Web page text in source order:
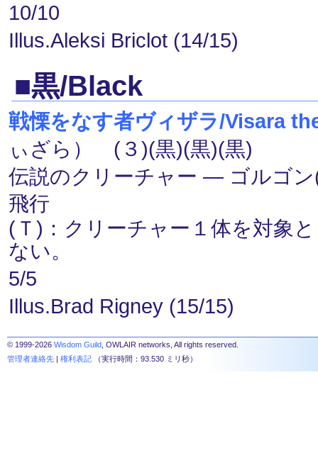
10/10
Illus.Aleksi Briclot (14/15)
■黒/Black
戦慄をなす者ヴィザラ/Visara
ぃざら） (３)(黒)(黒)(黒)
伝説のクリーチャー ― ゴルゴ
飛行
(Ｔ)：クリーチャー１体を対象
ない。
5/5
Illus.Brad Rigney (15/15)
© 1999-2026 Wisdom Guild , OWLAIR networks, All rights reserved.
管理者連絡先 | 権利表記 （実行時間：93.530 ミリ秒）